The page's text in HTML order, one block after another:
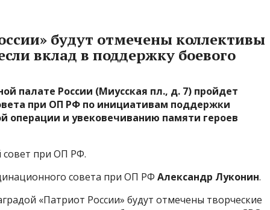
будут отмечены коллективы
вклад в поддержку боевого
палате России (Миусская пл., д. 7) пройдет
при ОП РФ по инициативам поддержки
операции и увековечиванию памяти героев
при ОП РФ.
совета при ОП РФ Александр Луконин.
«Патриот России» будут отмечены творческие